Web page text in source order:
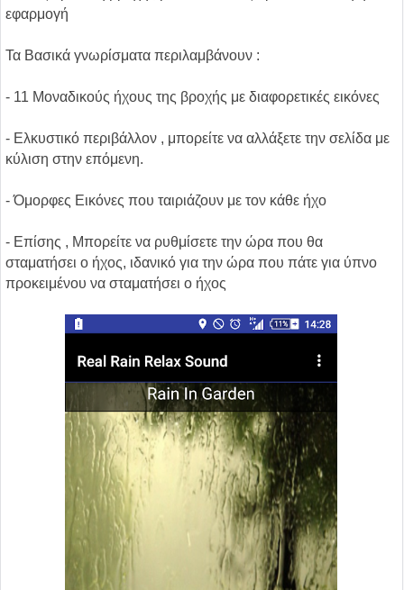
εφαρμογή
Τα Βασικά γνωρίσματα περιλαμβάνουν :
- 11 Μοναδικούς ήχους της βροχής με διαφορετικές εικόνες
- Ελκυστικό περιβάλλον , μπορείτε να αλλάξετε την σελίδα με
κύλιση στην επόμενη.
- Όμορφες Εικόνες που ταιριάζουν με τον κάθε ήχο
- Επίσης , Μπορείτε να ρυθμίσετε την ώρα που θα
σταματήσει ο ήχος, ιδανικό για την ώρα που πάτε για ύπνο
προκειμένου να σταματήσει ο ήχος